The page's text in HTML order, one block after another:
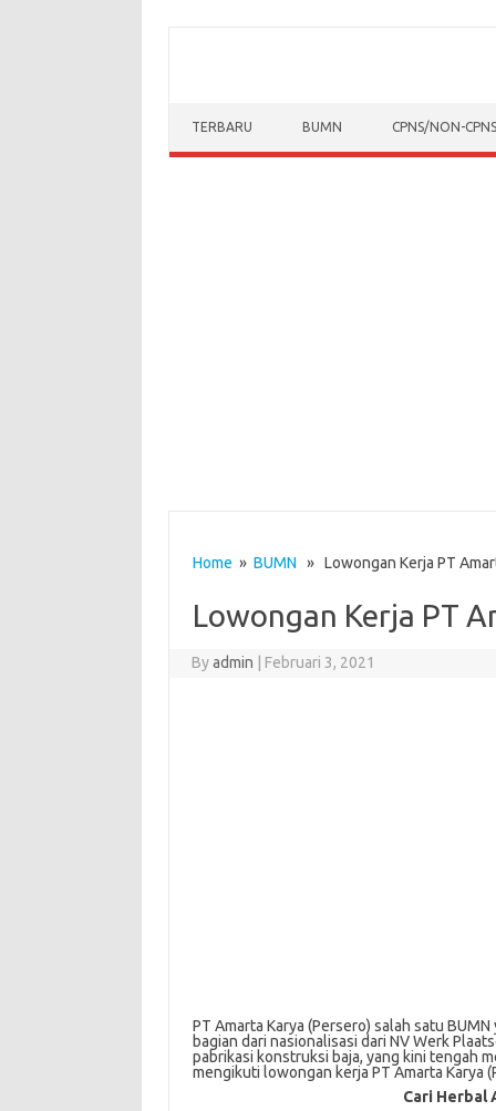
TERBARU BUMN CPNS/NON-CPNS
Home » BUMN » Lowongan Kerja PT
Lowongan Kerja PT
Byadmin Februari 3, 2021
PT Amarta Karya (Persero) salah satu
bagian dari nasionalisasi dari NV Werk
pabrikasi konstruksi baja, yang kini tengah
mengikuti lowongan kerja PT Amarta Karya
Cari Herbal